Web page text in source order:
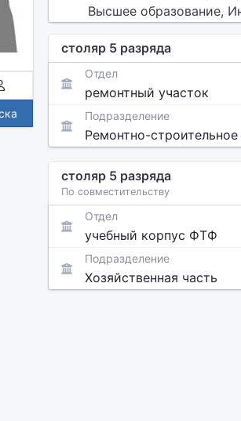
Высшее образование,
столяр 5 разряда
Отдел
ремонтный участок
Подразделение
Ремонтно-
столяр 5 разряда
По совместительству
Отдел
учебный корпус ФТФ
Подразделение
Хозяйственная часть